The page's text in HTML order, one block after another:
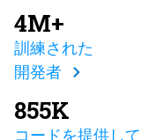
4M+
訓練された
開発者
855K
コードを提供して